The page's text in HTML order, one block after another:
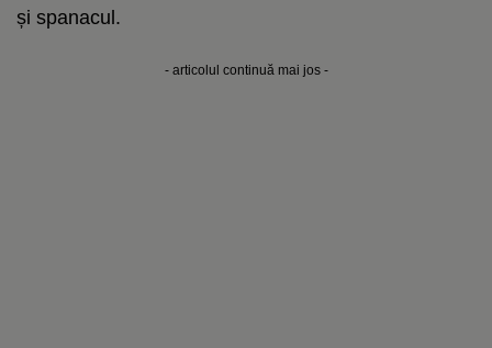
și spanacul.
- articolul continuă mai jos -